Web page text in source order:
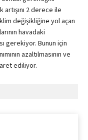
2 derece ile
değişikliğine yol açan
havadaki
gerekiyor. Bunun için
azaltılmasının ve
ediliyor.